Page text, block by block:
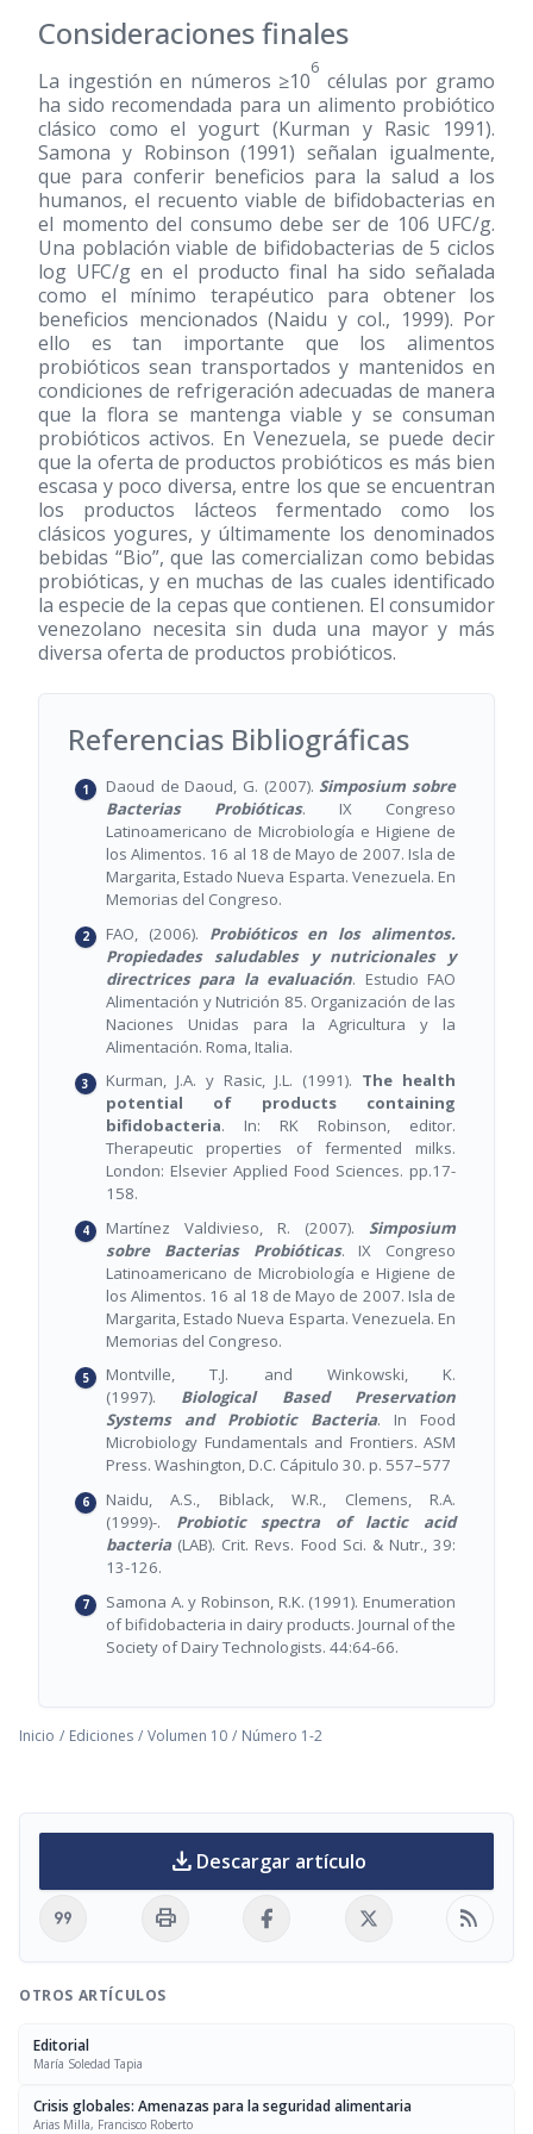
Consideraciones finales
La ingestión en números ≥10
6
células por gramo
ha sido recomendada para un alimento probiótico
clásico como el yogurt (Kurman y Rasic 1991).
Samona y Robinson(1991) señalan igualmente,
que para conferir beneficios para la salud a los
humanos, el recuento viable de bifidobacterias en
el momento del consumo debe ser de 106 UFC/g.
Una población viable de bifidobacterias de 5 ciclos
log UFC/g en el producto final ha sido señalada
como el mínimo terapéutico para obtener los
beneficios mencionados (Naidu y col., 1999). Por
ello es tan importante que los alimentos
probióticos sean transportados y mantenidos en
condiciones de refrigeración adecuadas de manera
que la flora se mantenga viable y se consuman
probióticos activos. En Venezuela, se puede decir
que la oferta de productos probióticos es más bien
escasa y poco diversa, entre los que se encuentran
los productos lácteos fermentado como los
clásicos yogures, y últimamente los denominados
bebidas “Bio”, que las comercializan como bebidas
probióticas, y en muchas de las cuales identificado
la especie de la cepas que contienen. El consumidor
venezolano necesita sin duda una mayor y más
diversa oferta de productos probióticos.
Referencias Bibliográficas
Daoud de Daoud, G. (2007). Simposium sobre
Bacterias Probióticas. IX Congreso
Latinoamericano de Microbiología e Higiene de
los Alimentos. 16 al 18 de Mayo de 2007. Isla de
Margarita, Estado Nueva Esparta. Venezuela. En
Memorias del Congreso.
FAO, (2006).
Probióticos en los alimentos.
Propiedades saludables y nutricionales y
directrices para la evaluación. Estudio FAO
Alimentación y Nutrición 85. Organización de las
Naciones Unidas para la Agricultura y la
Alimentación. Roma, Italia.
Kurman, J.A. y Rasic, J.L. (1991). The health
potential of products containing
bifidobacteria. In: RK Robinson, editor.
Therapeutic properties of fermented milks.
London: Elsevier Applied Food Sciences. pp.17-
158.
Martínez Valdivieso, R. (2007).
Simposium
sobre Bacterias Probióticas. IX Congreso
Latinoamericano de Microbiología e Higiene de
los Alimentos. 16 al 18 de Mayo de 2007. Isla de
Margarita, Estado Nueva Esparta. Venezuela. En
Memorias del Congreso.
Montville, T.J. and Winkowski, K.
(1997).
Biological Based Preservation
Systems and Probiotic Bacteria. In Food
Microbiology Fundamentals and Frontiers. ASM
Press. Washington, D.C. Cápitulo 30. p. 557–577
Naidu, A.S., Biblack, W.R., Clemens, R.A.
(1999)-.
Probiotic spectra of lactic acid
bacteria (LAB). Crit. Revs. Food Sci. & Nutr., 39:
13-126.
Samona A. y Robinson, R.K. (1991). Enumeration
of bifidobacteria in dairy products. Journal of the
Society of Dairy Technologists. 44:64-66.
Inicio / Ediciones / Volumen 10 / Número 1-2
download Descargar artículo
format_quote print rss_feed
OTROS ARTÍCULOS
Editorial
María Soledad Tapia
Crisis globales: Amenazas para la seguridad alimentaria
Arias Milla, Francisco Roberto